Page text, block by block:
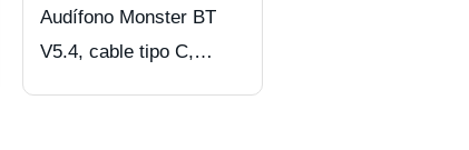
Audífono Monster BT
V5.4, cable tipo C,